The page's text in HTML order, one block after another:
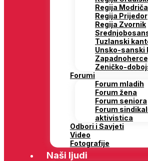
Regija Modriča
Regija Prijedor
Regija Zvornik
Tuzlanski
Unsko-sanski
Zeničko-
Forumi
Forum mladih
Forum žena
Forum seniora
Forum
aktivistica
Odbori i Savjeti
Video
Fotografije
Naši ljudi